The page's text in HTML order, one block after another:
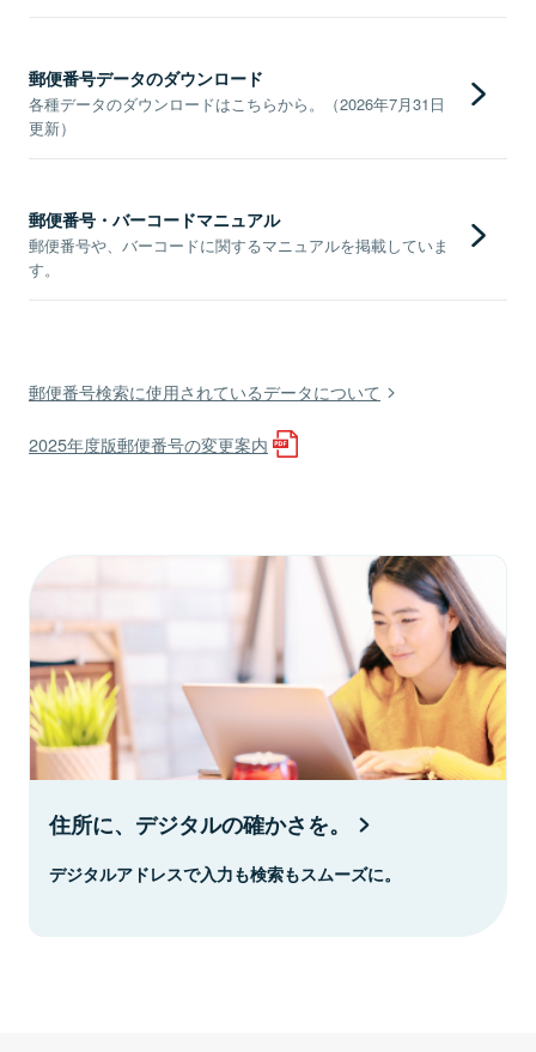
郵便番号データのダウンロード
各種データのダウンロードはこちらから。（2026年7月31日
更新）
郵便番号・バーコードマニュアル
郵便番号や、バーコードに関するマニュアルを掲載していま
す。
郵便番号検索に使用されているデータについて
2025年度版郵便番号の変更案内
住所に、デジタルの確かさを。
デジタルアドレスで入力も検索もスムーズに。